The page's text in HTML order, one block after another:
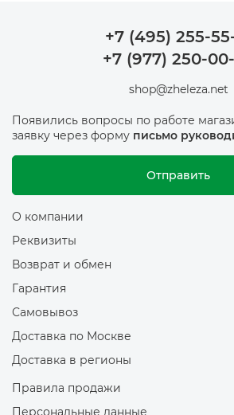
+7 (495) 255-
+7 (977) 250-
shop@zheleza.net
Появились вопросы по работе
заявку через форму письмо
Отправить
О компании
Реквизиты
Возврат и обмен
Гарантия
Самовывоз
Доставка по Москве
Доставка в регионы
Правила продажи
Персональные данные